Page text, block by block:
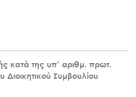
κατά της υπ’ αριθμ. πρωτ.
Συμβουλίου